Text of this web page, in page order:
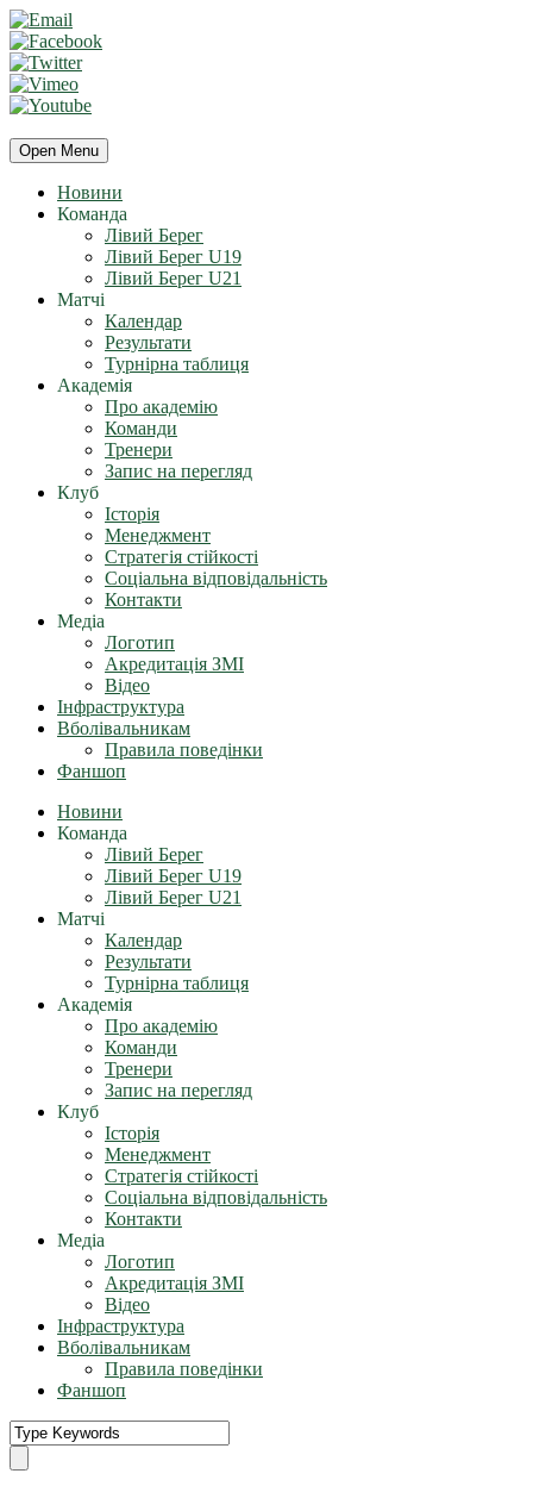
Open Menu
Новини
Команда
Лівий Берег
Лівий Берег U19
Лівий Берег U21
Матчі
Календар
Результати
Турнірна таблиця
Академія
Про академію
Команди
Тренери
Запис на перегляд
Клуб
Історія
Менеджмент
Стратегія стійкості
Соціальна відповідальність
Контакти
Медіа
Логотип
Акредитація ЗМІ
Відео
Інфраструктура
Вболівальникам
Правила поведінки
Фаншоп
Новини
Команда
Лівий Берег
Лівий Берег U19
Лівий Берег U21
Матчі
Календар
Результати
Турнірна таблиця
Академія
Про академію
Команди
Тренери
Запис на перегляд
Клуб
Історія
Менеджмент
Стратегія стійкості
Соціальна відповідальність
Контакти
Медіа
Логотип
Акредитація ЗМІ
Відео
Інфраструктура
Вболівальникам
Правила поведінки
Фаншоп